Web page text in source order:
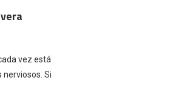
vez está
nerviosos. Si